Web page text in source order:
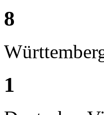
8
1